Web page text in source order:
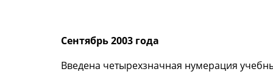
Сентябрь 2003 года
Введена четырехзначная нумерация